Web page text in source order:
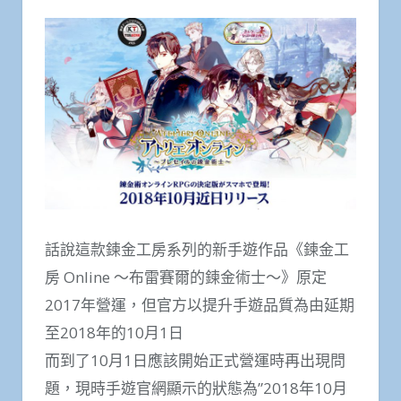
話說這款鍊金工房系列的新手遊作品《鍊金工
房 Online ～布雷賽爾的鍊金術士～》原定
2017年營運，但官方以提升手遊品質為由延期
至2018年的10月1日
而到了10月1日應該開始正式營運時再出現問
題，現時手遊官網顯示的狀態為”2018年10月